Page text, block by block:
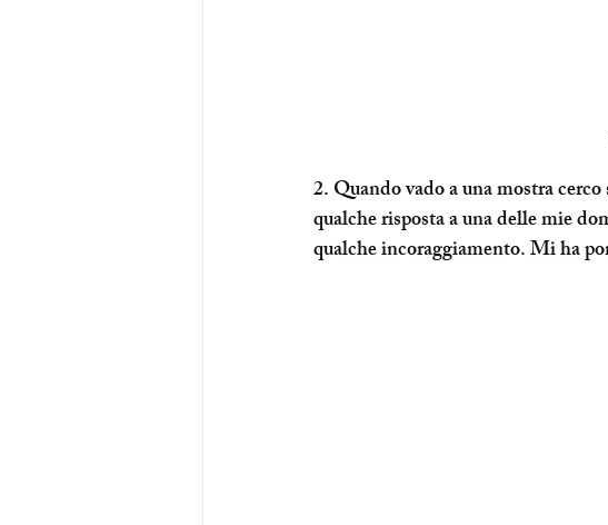
2. Quando vado a una mostra
qualche risposta a una delle mie
qualche incoraggiamento. Mi ha